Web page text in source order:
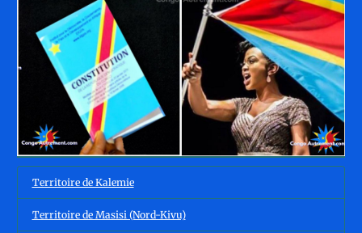
Territoire de Kalemie
Territoire de Masisi (Nord-Kivu)